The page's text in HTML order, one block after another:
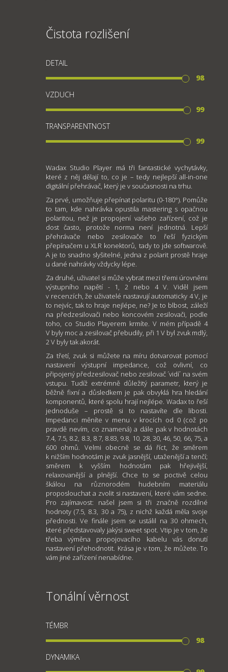
Čistota rozlišení
DETAIL
98
VZDUCH
99
TRANSPARENTNOST
99
Wadax Studio Player má tři fantastické vychytávky,
které z něj dělají to, co je – tedy nejlepší all-in-one
digitální přehrávač, který je v současnosti na trhu.
Za prvé, umožňuje přepínat polaritu (0-180°). Pomůže
to tam, kde nahrávka opustila mastering s opačnou
polaritou, než je propojení vašeho zařízení, což je
dost často, protože norma není jednotná. Lepší
přehrávače nebo zesilovače to řeší fyzickým
přepínačem u XLR konektorů, tady to jde softwarově.
A je to snadno slyšitelné, jedna z polarit prostě hraje
u dané nahrávky vždycky lépe.
Za druhé, uživatel si může vybrat mezi třemi úrovněmi
výstupního napětí - 1, 2 nebo 4 V. Viděl jsem
v recenzích, že uživatelé nastavují automaticky 4 V, je
to nejvíc, tak to hraje nejlépe, ne? Je to blbost, záleží
na předzesilovači nebo koncovém zesilovači, podle
toho, co Studio Playerem krmíte. V mém případě 4
V byly moc a zesilovač přebudily, při 1 V byl zvuk mdlý,
2 V byly tak akorát.
Za třetí, zvuk si můžete na míru dotvarovat pomocí
nastavení výstupní impedance, což ovlivní, co
připojený předzesilovač nebo zesilovač ´vidí´ na svém
vstupu. Tudíž extrémně důležitý parametr, který je
běžně fixní a důsledkem je pak obvyklá hra hledání
komponentů, které spolu hrají nejlépe. Wadax to řeší
jednoduše – prostě si to nastavíte dle libosti.
Impedanci měníte v menu v krocích od 0 (což po
pravdě nevím, co znamená) a dále pak v hodnotách
7.4, 7.5, 8.2, 8.3, 8.7, 8.83, 9.8, 10, 28, 30, 46, 50, 66, 75, a
600 ohmů. Velmi obecně se dá říct, že směrem
k nižším hodnotám je zvuk jasnější, utaženější a tenčí;
směrem k vyšším hodnotám pak hřejivější,
relaxovanější a plnější. Chce to se poctivě celou
škálou na různorodém hudebním materiálu
proposlouchat a zvolit si nastavení, které vám sedne.
Pro zajímavost: našel jsem si tři značně rozdílné
hodnoty (7.5, 8.3, 30 a 75), z nichž každá měla svoje
přednosti. Ve finále jsem se ustálil na 30 ohmech,
které představovaly jakýsi sweet spot. Vtip je v tom, že
třeba výměna propojovacího kabelu vás donutí
nastavení přehodnotit. Krása je v tom, že můžete. To
vám jiné zařízení nenabídne.
Tonální věrnost
TÉMBR
98
DYNAMIKA